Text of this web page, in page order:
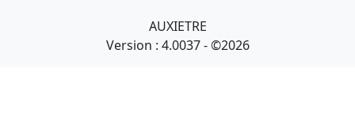
AUXIETRE
Version : 4.0037 - ©2026